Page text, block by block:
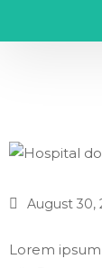
August 30,
Lorem